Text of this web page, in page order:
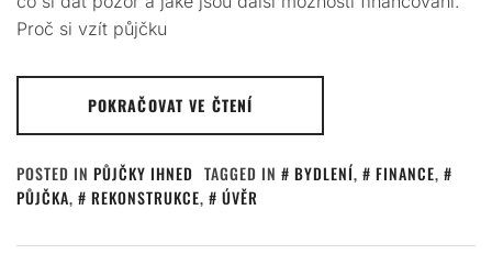
Proč si vzít půjčku
POKRAČOVAT VE ČTENÍ
POSTED IN PŮJČKY IHNED TAGGED IN BYDLENÍ, FINANCE,
PŮJČKA, REKONSTRUKCE, ÚVĚR